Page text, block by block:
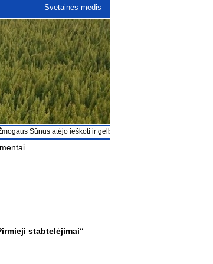
Svetainės medis
Sūnus atėjo ieškoti ir gelbėti, kas buvo pražuvę“ Lk 19, 10
stabtelėjimai“